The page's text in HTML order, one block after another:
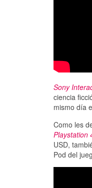
Sony
ciencia
mismo día
Como les
Playstation
USD,
Pod del